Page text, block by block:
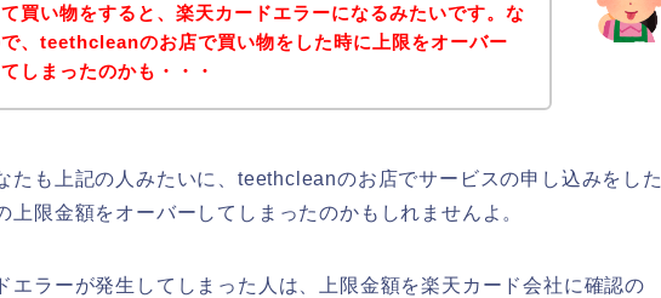
て買い物をすると、楽天カードエラーになるみたいです。な
、teethcleanのお店で買い物をした時に上限をオーバー
てしまったのかも・・・
たも上記の人みたいに、teethcleanのお店でサービスの申し込みをした
上限金額をオーバーしてしまったのかもしれませんよ。
エラーが発生してしまった人は、上限金額を楽天カード会社に確認の